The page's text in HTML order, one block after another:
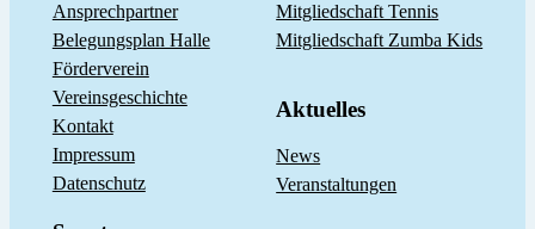
Ansprechpartner
Belegungsplan Halle
Förderverein
Vereinsgeschichte
Kontakt
Impressum
Datenschutz
Mitgliedschaft Tennis
Mitgliedschaft Zumba Kids
Aktuelles
News
Veranstaltungen